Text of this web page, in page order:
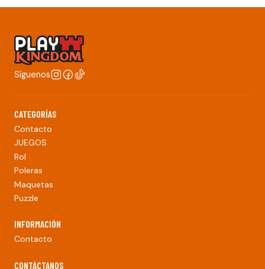
Síguenos
CATEGORÍAS
Contacto
JUEGOS
Rol
Poleras
Maquetas
Puzzle
INFORMACIÓN
Contacto
CONTÁCTANOS